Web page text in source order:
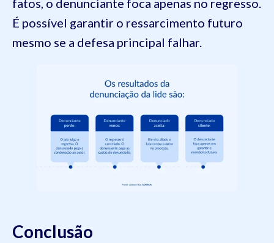
fatos, o denunciante foca apenas no regresso.
É possível garantir o ressarcimento futuro
mesmo se a defesa principal falhar.
Conclusão